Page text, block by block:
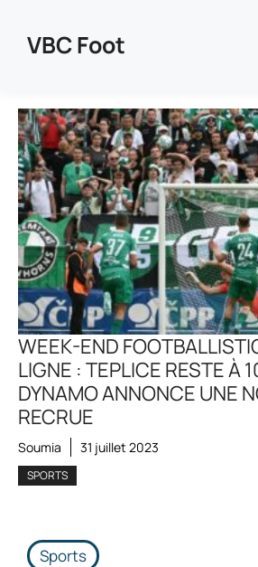
contenuVBC Foot
WEEK-END
LIGNE : TEPLICE RESTE À
DYNAMO ANNONCE UNE
RECRUE
Soumia 31 juillet 2023
SPORTS
Sports